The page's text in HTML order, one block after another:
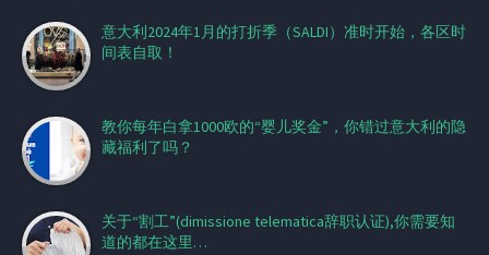
意大利2024年1月的打折季（SALDI）准时开始，各区时
间表自取！
教你每年白拿1000欧的“婴儿奖金”，你错过意大利的隐
藏福利了吗？
关于“割工”(dimissione telematica辞职认证),你需要知
道的都在这里…